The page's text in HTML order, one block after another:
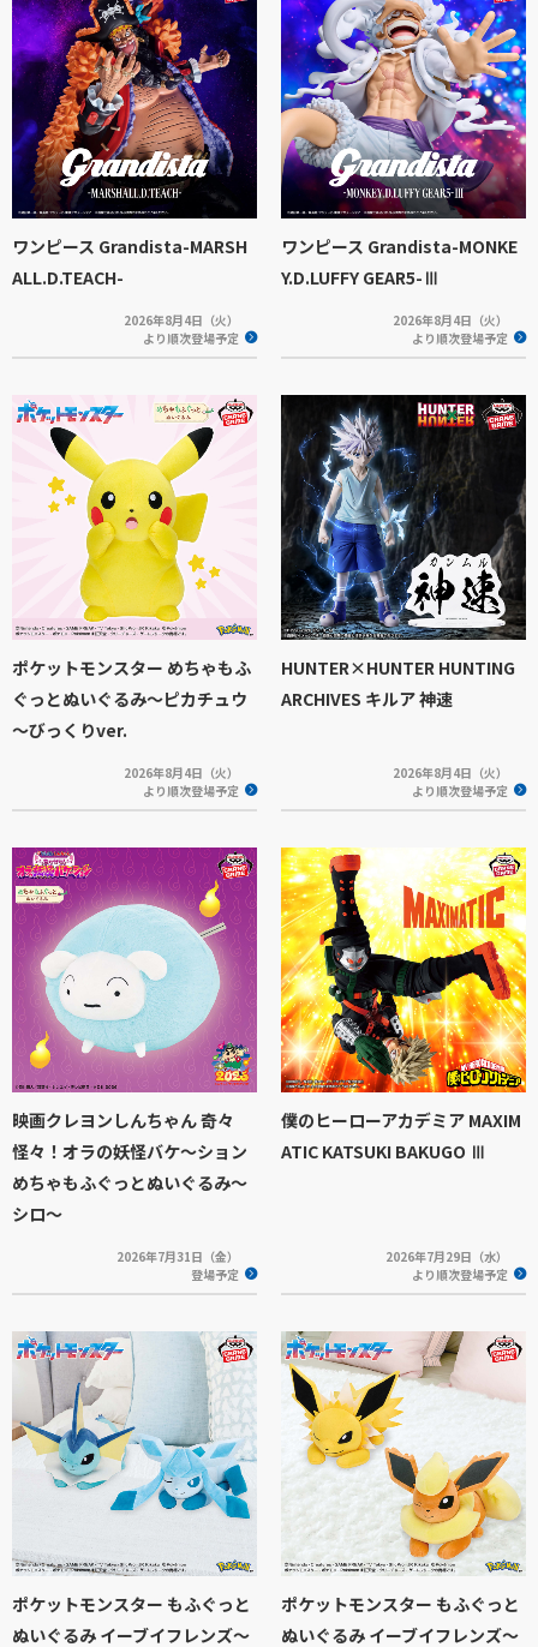
ワンピース Grandista-MARSH
ALL.D.TEACH-
2026年8月4日（火）
より順次登場予定
ワンピース Grandista-MONKE
Y.D.LUFFY GEAR5-Ⅲ
2026年8月4日（火）
より順次登場予定
ポケットモンスター めちゃもふ
ぐっとぬいぐるみ～ピカチュウ
～びっくりver.
2026年8月4日（火）
より順次登場予定
HUNTER×HUNTER HUNTING
ARCHIVES キルア 神速
2026年8月4日（火）
より順次登場予定
映画クレヨンしんちゃん 奇々
怪々！オラの妖怪バケ～ション
めちゃもふぐっとぬいぐるみ～
シロ～
2026年7月31日（金）
登場予定
僕のヒーローアカデミア MAXIM
ATIC KATSUKI BAKUGO Ⅲ
2026年7月29日（水）
より順次登場予定
ポケットモンスター もふぐっと
ぬいぐるみ イーブイフレンズ～
ポケットモンスター もふぐっと
ぬいぐるみ イーブイフレンズ～